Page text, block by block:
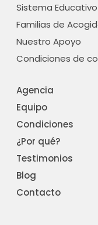
Sistema Educativo
Familias de
Nuestro Apoyo
Condiciones de
Agencia
Equipo
Condiciones
¿Por qué?
Testimonios
Blog
Contacto